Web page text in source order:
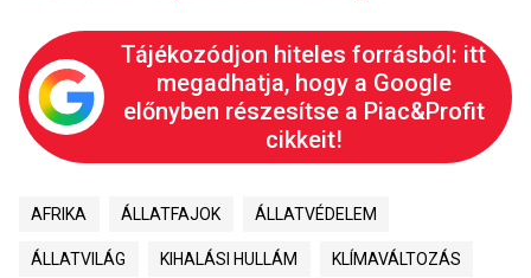
Tájékozódjon hiteles forrásból: itt
megadhatja, hogy a Google
előnyben részesítse a Piac&Profit
cikkeit!
AFRIKA ÁLLATFAJOK ÁLLATVÉDELEM
ÁLLATVILÁG KIHALÁSI HULLÁM KLÍMAVÁLTOZÁS